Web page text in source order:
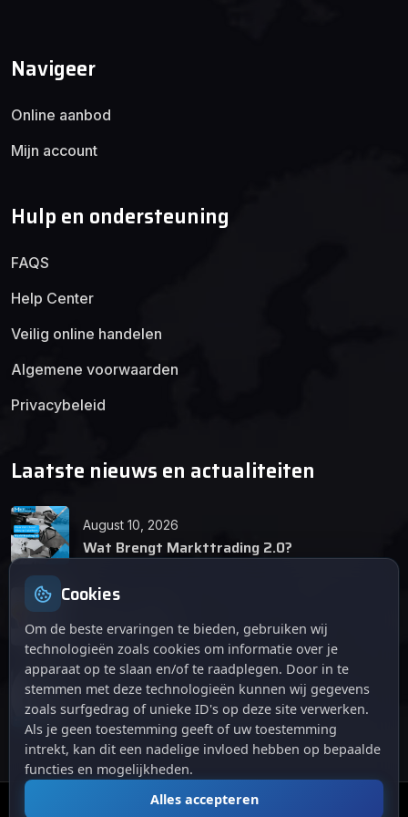
Navigeer
Online aanbod
Mijn account
Hulp en ondersteuning
FAQS
Help Center
Veilig online handelen
Algemene voorwaarden
Privacybeleid
Laatste nieuws en actualiteiten
August 10, 2026
Wat Brengt Markttrading 2.0?
Tips en Tricks
April 12, 2026
De opkomst van Markttrading 2.0: Een
revolutie in online handelen.
Markttrading. Alle rechten voorbehouden.
Cookies
Om de beste ervaringen te bieden, gebruiken wij
technologieën zoals cookies om informatie over je
apparaat op te slaan en/of te raadplegen. Door in te
stemmen met deze technologieën kunnen wij gegevens
zoals surfgedrag of unieke ID's op deze site verwerken.
Als je geen toestemming geeft of uw toestemming
intrekt, kan dit een nadelige invloed hebben op bepaalde
functies en mogelijkheden.
Alles accepteren